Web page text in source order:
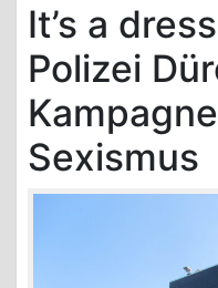
It’s a
Polizei
Sexismus